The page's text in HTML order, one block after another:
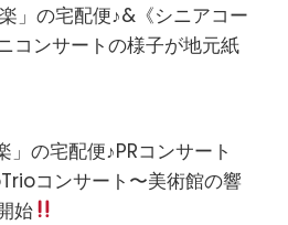
」の宅配便♪&《シニアコー
コンサートの様子が地元紙
」の宅配便♪PRコンサート
コンサート〜美術館の響
始